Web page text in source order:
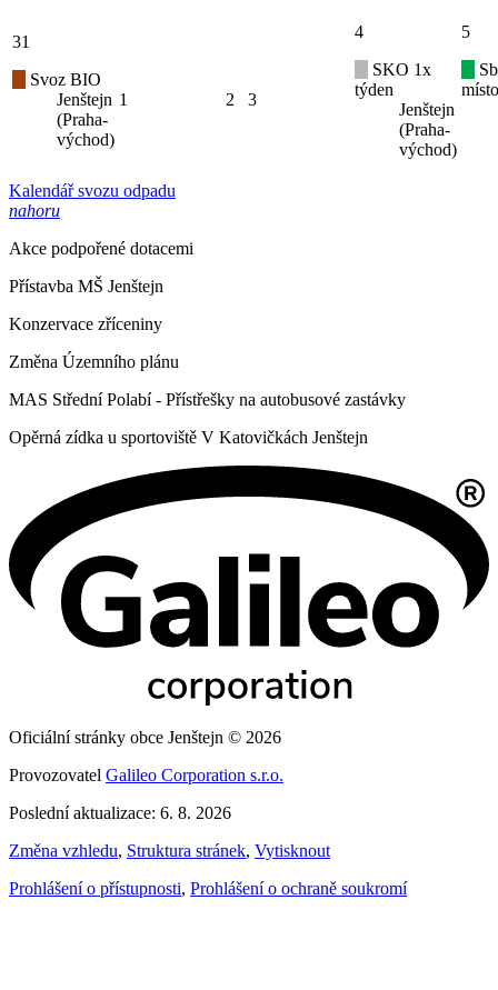
31
Svoz BIO
Jenštejn
(Praha-
východ)
1 2 3
4
SKO 1x
týden
Jenštejn
(Praha-
východ)
5
Kalendář svozu odpadu
nahoru
Akce podpořené dotacemi
Přístavba MŠ Jenštejn
Konzervace zříceniny
Změna Územního plánu
MAS Střední Polabí - Přístřešky na autobusové zastávky
Opěrná zídka u sportoviště V Katovičkách Jenštejn
Oficiální stránky obce Jenštejn © 2026
Provozovatel Galileo Corporation s.r.o.
Poslední aktualizace: 6. 8. 2026
Změna vzhledu, Struktura stránek, Vytisknout
Prohlášení o přístupnosti, Prohlášení o ochraně soukromí